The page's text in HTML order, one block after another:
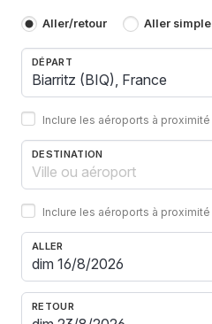
Aller/retour Aller simple
DÉPART
Inclure les aéroports à proximité
DESTINATION
Inclure les aéroports à proximité
ALLER
RETOUR